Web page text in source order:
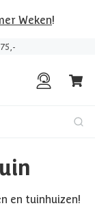
Weken!
en tuinhuizen!